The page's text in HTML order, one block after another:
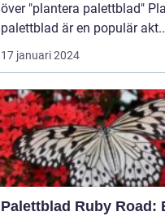
över "plantera palettblad" Plantera
palettblad är en populär
17 januari 2024
Palettblad Ruby Road: